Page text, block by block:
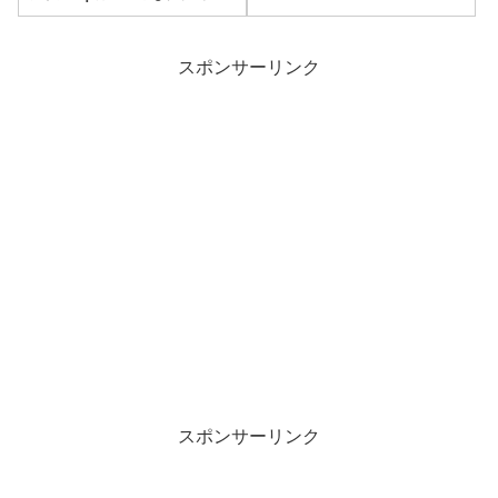
方、装備アップグレードの
スポンサーリンク
スポンサーリンク